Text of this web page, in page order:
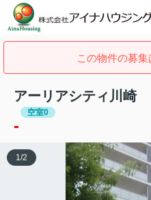
この物件の募集
アーリアシティ川崎
空室0
-
1/2